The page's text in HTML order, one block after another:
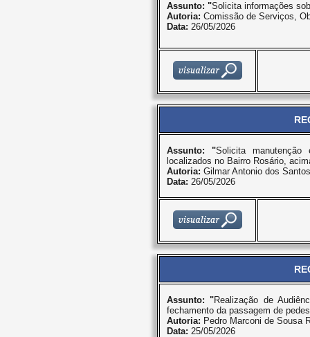
Assunto: "Solicita informações
Autoria: Comissão de Serviços,
Data: 26/05/2026
Assunto: "Solicita
localizados no Bairro Rosário,
Autoria: Gilmar Antonio dos Santos
Data: 26/05/2026
Assunto: "Realização de
fechamento da passagem de
Autoria: Pedro Marconi de Sousa
Data: 25/05/2026